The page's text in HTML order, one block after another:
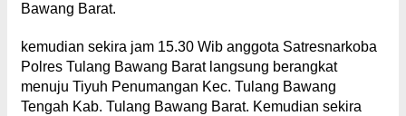
Bawang Barat.
kemudian sekira jam 15.30 Wib anggota Satresnarkoba
Polres Tulang Bawang Barat langsung berangkat
menuju Tiyuh Penumangan Kec. Tulang Bawang
Tengah Kab. Tulang Bawang Barat. Kemudian sekira